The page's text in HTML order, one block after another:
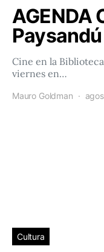
AGENDA
Cine en la
viernes en…
Mauro Goldman
Cultura